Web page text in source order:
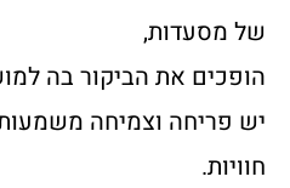
של מסעדות,
הופכים את הביקור בה
יש פריחה וצמיחה
חוויות.